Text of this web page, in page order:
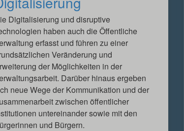
Digitalisierung und disruptive
haben auch die Öffentliche
erfasst und führen zu einer
Veränderung und
der Möglichkeiten in der
Darüber hinaus ergeben
neue Wege der Kommunikation und der
zwischen öffentlicher
untereinander sowie mit den
und Bürgern.